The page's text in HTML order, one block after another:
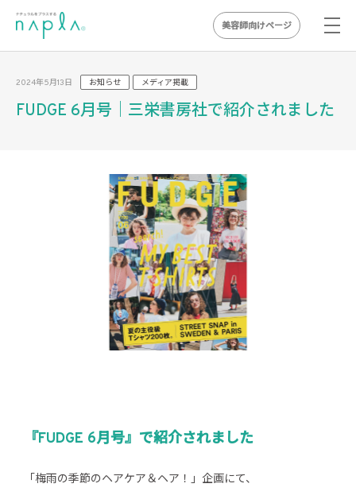
content
美容師向けページ
2024年5月13日 お知らせ メディア掲載
FUDGE 6月号｜三栄書房社で紹介されました
『FUDGE 6月号』で紹介されました
「梅雨の季節のヘアケア＆ヘア！」企画にて、